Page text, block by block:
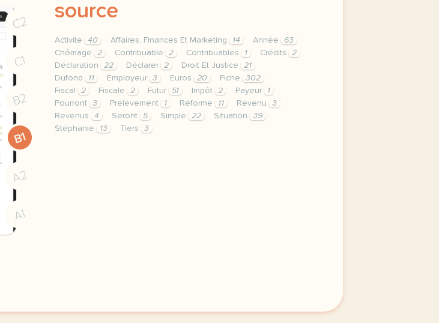
C2
C1
B2
B1
A2
A1
source
Activite 40 Affaires, Finances Et Marketing 14 Année
63
Chômage
2 Contribuable 2 Contribuables 1 Crédits
2
Déclaration
22 Déclarer 2 Droit Et Justice
21
Dufond
11 Employeur 3 Euros 20 Fiche
302
Fiscal
2 Fiscale 2 Futur 51 Impôt 2 Payeur
1
Pourront
3 Prélèvement 1 Réforme 11 Revenu
3
Revenus
4 Seront 5 Simple 22 Situation
39
Stéphanie
13 Tiers 3